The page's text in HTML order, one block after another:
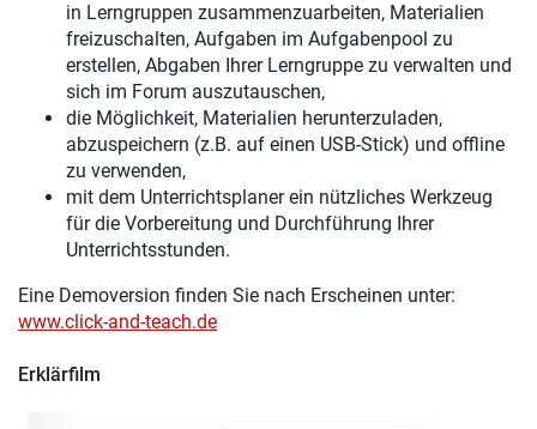
in Lerngruppen zusammenzuarbeiten, Materialien
freizuschalten, Aufgaben im Aufgabenpool zu
erstellen, Abgaben Ihrer Lerngruppe zu verwalten und
sich im Forum auszutauschen,
die Möglichkeit, Materialien herunterzuladen,
abzuspeichern (z.B. auf einen USB-Stick) und offline
zu verwenden,
mit dem Unterrichtsplaner ein nützliches Werkzeug
für die Vorbereitung und Durchführung Ihrer
Unterrichtsstunden.
Eine Demoversion finden Sie nach Erscheinen unter:
www.click-and-teach.de
Erklärfilm